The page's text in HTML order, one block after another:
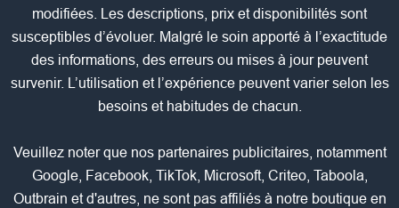
modifiées. Les descriptions, prix et disponibilités sont
susceptibles d’évoluer. Malgré le soin apporté à l’exactitude
des informations, des erreurs ou mises à jour peuvent
survenir. L’utilisation et l’expérience peuvent varier selon les
besoins et habitudes de chacun.
Veuillez noter que nos partenaires publicitaires, notamment
Google, Facebook, TikTok, Microsoft, Criteo, Taboola,
Outbrain et d'autres, ne sont pas affiliés à notre boutique en